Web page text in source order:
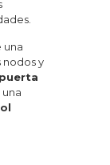
una
nodos y
puerta